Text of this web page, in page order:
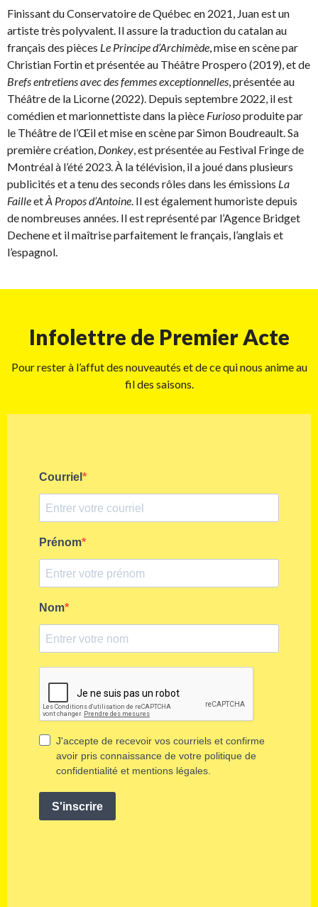
Finissant du Conservatoire de Québec en 2021, Juan est un
artiste très polyvalent. Il assure la traduction du catalan au
français des pièces Le Principe d’Archimède, mise en scène par
Christian Fortin et présentée au Théâtre Prospero (2019), et de
Brefs entretiens avec des femmes exceptionnelles, présentée au
Théâtre de la Licorne (2022). Depuis septembre 2022, il est
comédien et marionnettiste dans la pièce Furiosoproduite par
le Théâtre de l’Œil et mise en scène par Simon Boudreault. Sa
première création, Donkey, est présentée au Festival Fringe de
Montréal à l’été 2023. À la télévision, il a joué dans plusieurs
publicités et a tenu des seconds rôles dans les émissions La
FailleetÀ Propos d’Antoine. Il est également humoriste depuis
de nombreuses années. Il est représenté par l’Agence Bridget
Dechene et il maîtrise parfaitement le français, l’anglais et
l’espagnol.
Infolettre de Premier Acte
Pour rester à l’affut des nouveautés et de ce qui nous anime au
fil des saisons.